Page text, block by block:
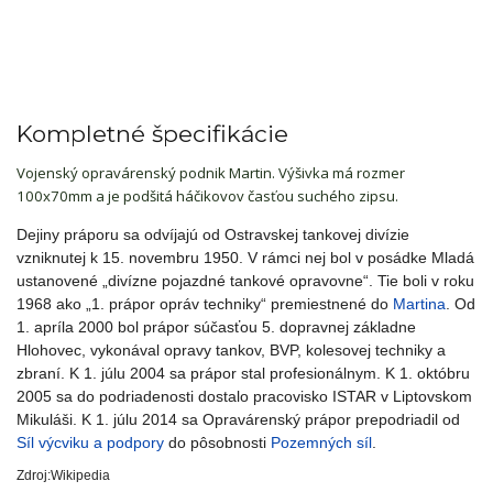
Kompletné špecifikácie
Vojenský opravárenský podnik Martin. Výšivka má rozmer
100x70mm a je podšitá háčikovov časťou suchého zipsu.
Dejiny práporu sa odvíjajú od Ostravskej tankovej divízie
vzniknutej k 15. novembru 1950. V rámci nej bol v posádke Mladá
ustanovené „divízne pojazdné tankové opravovne“. Tie boli v roku
1968 ako „1. prápor opráv techniky“ premiestnené do Martina . Od
1. apríla 2000 bol prápor súčasťou 5. dopravnej základne
Hlohovec, vykonával opravy tankov, BVP, kolesovej techniky a
zbraní. K 1. júlu 2004 sa prápor stal profesionálnym. K 1. októbru
2005 sa do podriadenosti dostalo pracovisko ISTAR v Liptovskom
Mikuláši. K 1. júlu 2014 sa Opravárenský prápor prepodriadil od
Síl výcviku a podpory do pôsobnosti Pozemných síl
Zdroj:Wikipedia